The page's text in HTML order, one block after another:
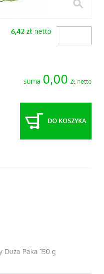
6,42 zł netto
suma 0,00 złnetto
DO KOSZYKA
Duża Paka 150 g